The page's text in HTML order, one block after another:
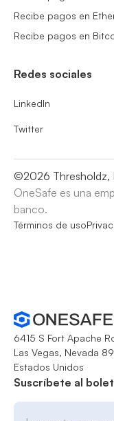
Recibe pagos en
Recibe pagos en
Redes sociales
LinkedIn
Twitter
©2026 Thresholdz,
OneSafe es una
banco.
Términos de uso
6415 S Fort Apache
Las Vegas, Nevada
Estados Unidos
Suscríbete al